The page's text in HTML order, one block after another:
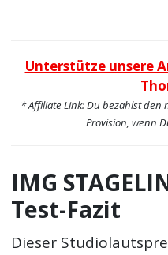
Unterstütze unsere
* Affiliate Link: Du bezahlst
Provision, wenn
IMG
Test-Fazit
Dieser